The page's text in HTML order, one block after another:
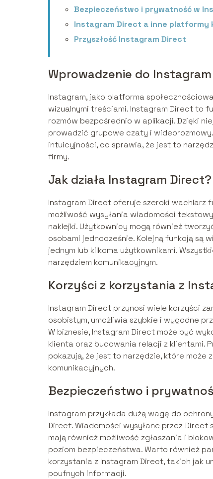
Bezpieczeństwo i prywatność w
Instagram Direct a inne platformy
Przyszłość Instagram Direct
Wprowadzenie do
Instagram, jako platforma
wizualnymi treściami. Instagram Direct to
rozmów bezpośrednio w aplikacji. Dzięki
prowadzić grupowe czaty i
intuicyjności, co sprawia, że jest to
firmy.
Jak działa Instagram Direct?
Instagram Direct oferuje szeroki wachlarz
możliwość wysyłania wiadomości
naklejki. Użytkownicy mogą również
osobami jednocześnie. Kolejną funkcją są
jednym lub kilkoma użytkownikami.
narzędziem komunikacyjnym.
Korzyści z korzystania z
Instagram Direct przynosi wiele korzyści
osobistym, umożliwia szybkie i wygodne
W biznesie, Instagram Direct może być
klienta oraz budowania relacji z klientami.
pokazują, że jest to narzędzie, które
komunikacyjnych.
Bezpieczeństwo i
Instagram przykłada dużą wagę do
Direct. Wiadomości wysyłane przez
mają również możliwość zgłaszania i
poziom bezpieczeństwa. Warto również
korzystania z Instagram Direct, takich jak
poufnych informacji.